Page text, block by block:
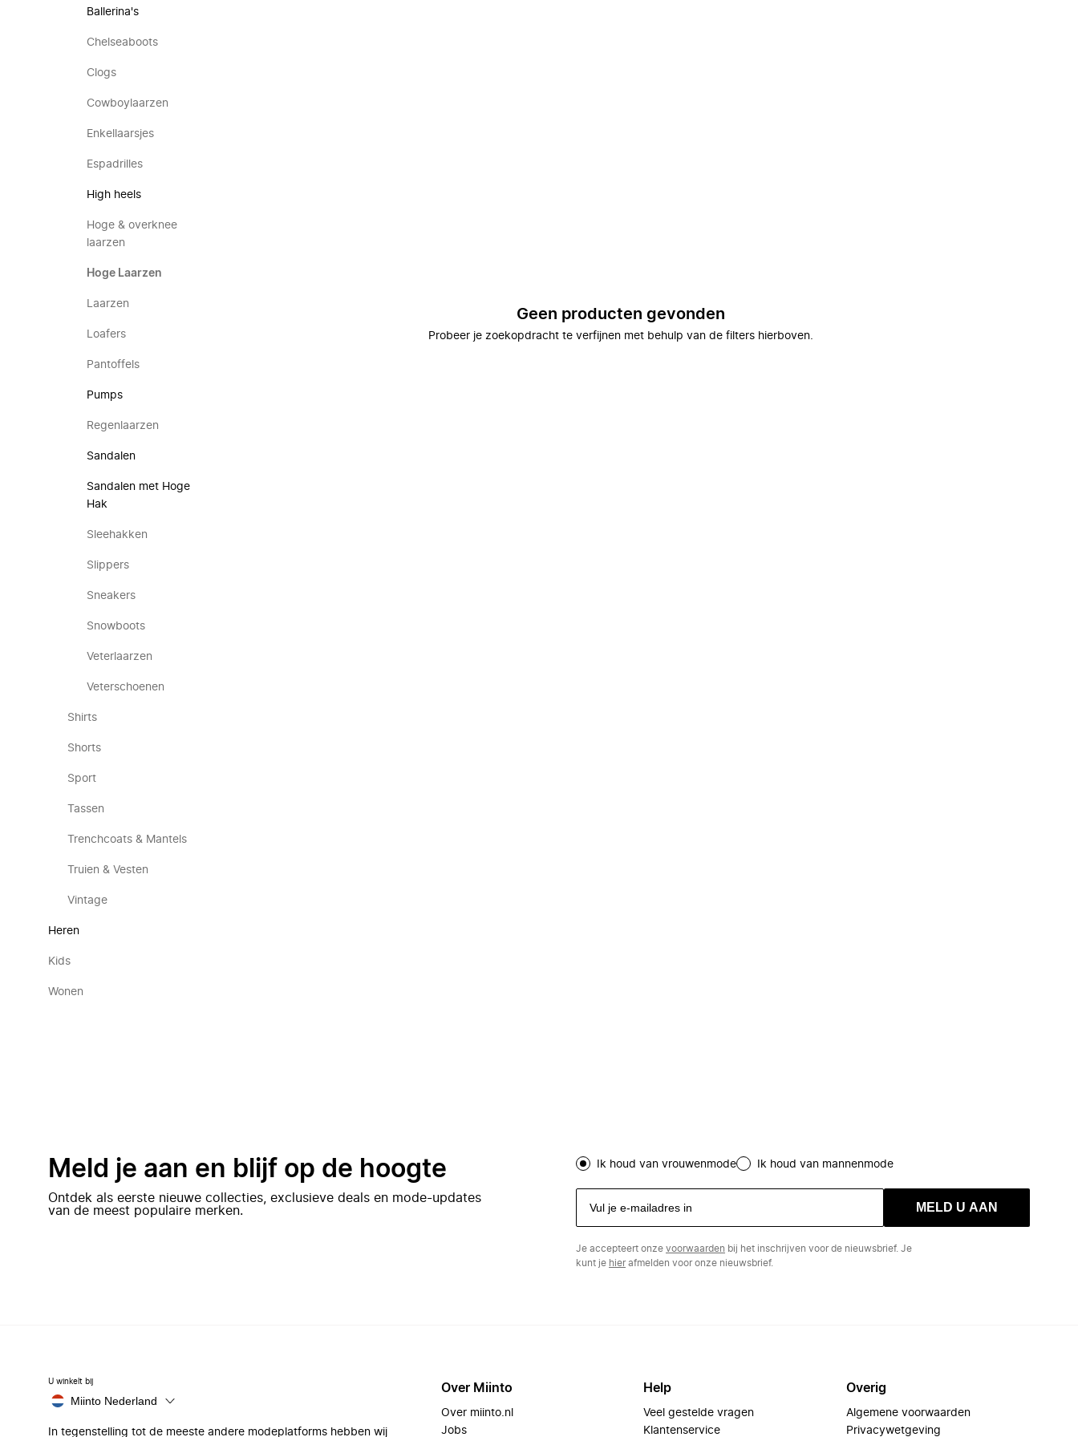
Ballerina's
Chelseaboots
Clogs
Cowboylaarzen
Enkellaarsjes
Espadrilles
High heels
Hoge & overknee
laarzen
Hoge Laarzen
Laarzen
Loafers
Pantoffels
Pumps
Regenlaarzen
Sandalen
Sandalen met Hoge
Hak
Sleehakken
Slippers
Sneakers
Snowboots
Veterlaarzen
Veterschoenen
Shirts
Shorts
Sport
Tassen
Trenchcoats & Mantels
Truien & Vesten
Vintage
Heren
Kids
Wonen
Geen producten gevonden
Probeer je zoekopdracht te verfijnen met behulp van de filters hierboven.
Meld je aan en blijf op de hoogte
Ontdek als eerste nieuwe collecties, exclusieve deals en mode-updates
van de meest populaire merken.
Ik houd van vrouwenmode Ik houd van mannenmode
MELD U AAN
Je accepteert onze voorwaarden bij het inschrijven voor de nieuwsbrief. Je
kunt je hierafmelden voor onze nieuwsbrief.
U winkelt bij
Miinto Nederland
In tegenstelling tot de meeste andere modeplatforms hebben wij
Over Miinto
Over miinto.nl
Jobs
Help
Veel gestelde vragen
Klantenservice
Overig
Algemene voorwaarden
Privacywetgeving